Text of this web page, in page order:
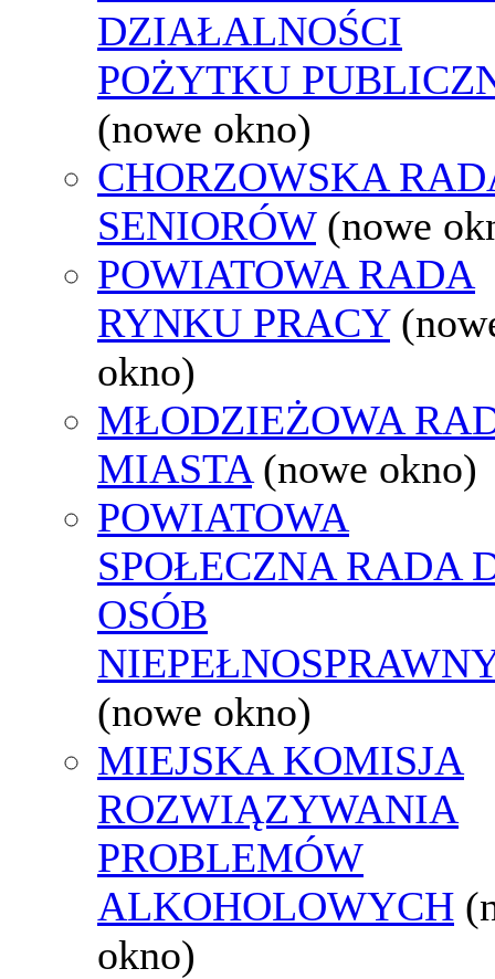
DZIAŁALNOŚCI
POŻYTKU
(nowe okno)
CHORZOWSKA
SENIORÓW (nowe
POWIATOWA RADA
RYNKU PRACY
okno)
MŁODZIEŻOWA
MIASTA (nowe okno)
POWIATOWA
SPOŁECZNA RADA
OSÓB
(nowe okno)
MIEJSKA KOMISJA
ROZWIĄZYWANIA
PROBLEMÓW
ALKOHOLOWYCH
okno)